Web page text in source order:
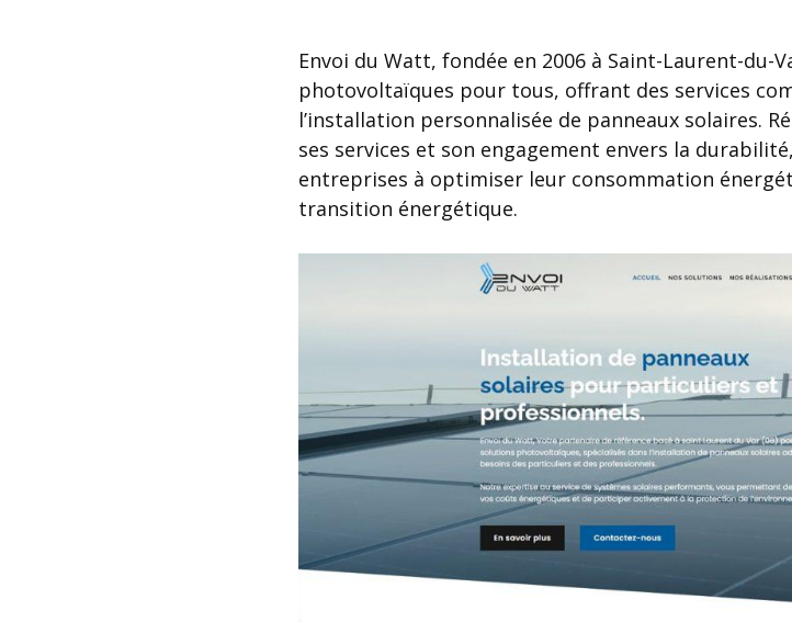
Envoi du Watt, fondée en 2006 à Saint-Laurent-
photovoltaïques pour tous, offrant des services
l’installation personnalisée de panneaux solaires.
ses services et son engagement envers la
entreprises à optimiser leur consommation
transition énergétique.